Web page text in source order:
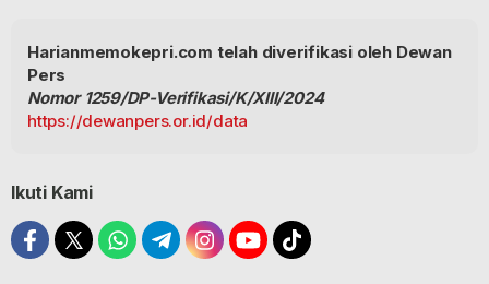
Harianmemokepri.com telah diverifikasi oleh Dewan
Pers
Nomor 1259/DP-Verifikasi/K/XIII/2024
https://dewanpers.or.id/data
Ikuti Kami